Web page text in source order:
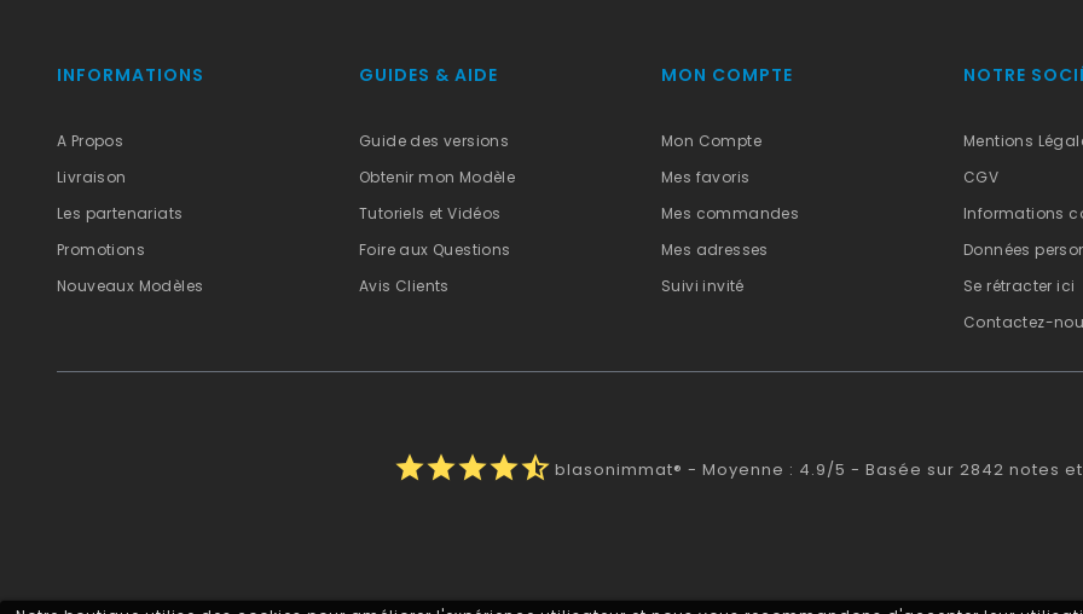
INFORMATIONS
A Propos
Livraison
Les partenariats
Promotions
Nouveaux Modèles
GUIDES & AIDE
Guide des versions
Obtenir mon Modèle
Tutoriels et Vidéos
Foire aux Questions
Avis Clients
MON COMPTE
Mon Compte
Mes favoris
Mes commandes
Mes adresses
Suivi invité
NOTRE
Mentions
CGV
Informations
Données
Se rétracter ici
Contactez-
starstarstarstarstar_half blasonimmat® - Moyenne : 4.9/5 - Basée sur 2842 notes et